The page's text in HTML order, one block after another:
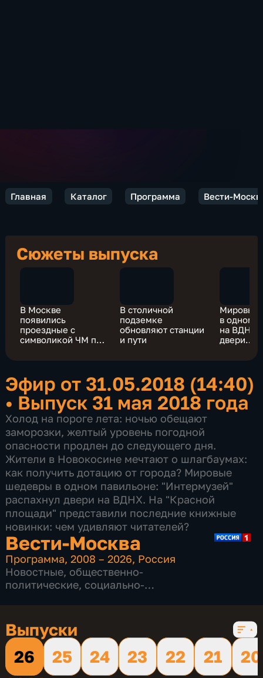
Главная Каталог Программа Вести-
Сюжеты выпуска
В Москве
появились
проездные с
символикой ЧМ по
В столичной
подземке
обновляют станции
и пути
Мировые
в одном
на ВДНХ
двери
Эфир от 31.05.2018 (14:40)
• Выпуск 31 мая 2018 года
Холод на пороге лета: ночью обещают
заморозки, желтый уровень погодной
опасности продлен до следующего дня.
Жители в Новокосине мечтают о шлагбаумах:
как получить дотацию от города? Мировые
шедевры в одном павильоне: "Интермузей"
распахнул двери на ВДНХ. На "Красной
площади" представили последние книжные
новинки: чем удивляют читателей?
Вести-Москва
Программа,2008 – 2026, Россия
Новостные, общественно-
политические, социально-
Выпуски
26
25 24 23 22 21
20